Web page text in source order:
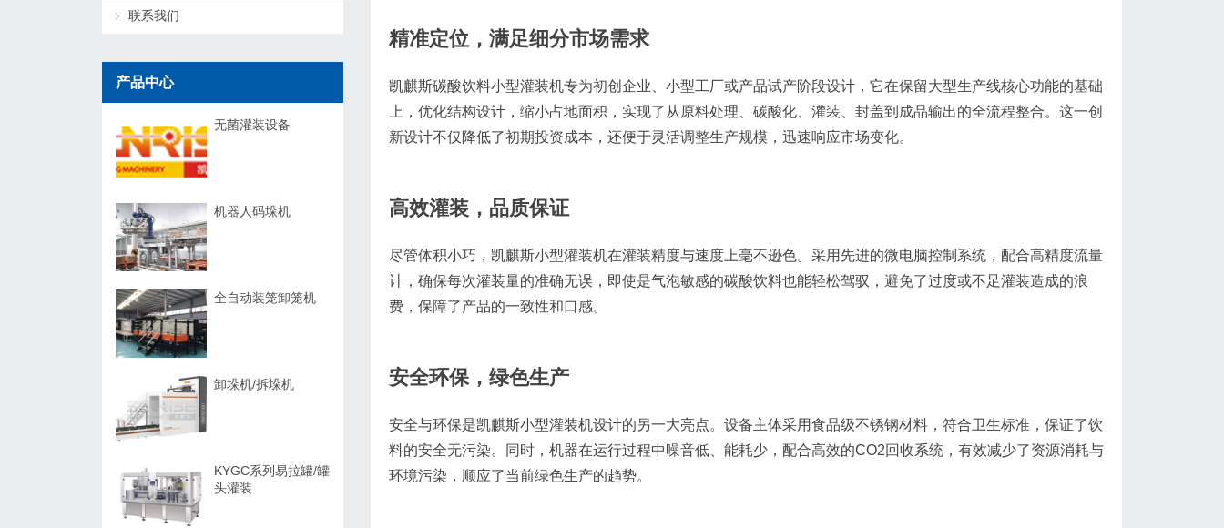
精准定位，满足细分市场需求
凯麒斯碳酸饮料小型灌装机专为初创企业、小型工厂或产品试产阶段设计，它在保留大型生产线核心功能的基础
上，优化结构设计，缩小占地面积，实现了从原料处理、碳酸化、灌装、封盖到成品输出的全流程整合。这一创
新设计不仅降低了初期投资成本，还便于灵活调整生产规模，迅速响应市场变化。
高效灌装，品质保证
尽管体积小巧，凯麒斯小型灌装机在灌装精度与速度上毫不逊色。采用先进的微电脑控制系统，配合高精度流量
计，确保每次灌装量的准确无误，即使是气泡敏感的碳酸饮料也能轻松驾驭，避免了过度或不足灌装造成的浪
费，保障了产品的一致性和口感。
安全环保，绿色生产
安全与环保是凯麒斯小型灌装机设计的另一大亮点。设备主体采用食品级不锈钢材料，符合卫生标准，保证了饮
料的安全无污染。同时，机器在运行过程中噪音低、能耗少，配合高效的CO2回收系统，有效减少了资源消耗与
环境污染，顺应了当前绿色生产的趋势。
联系我们
产品中心
无菌灌装设备
机器人码垛机
全自动装笼卸笼机
卸垛机/拆垛机
KYGC系列易拉罐/罐
头灌装